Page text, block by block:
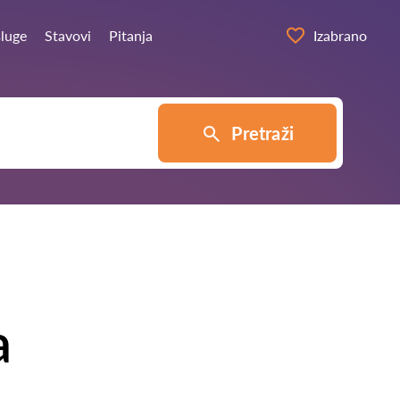
Stavovi Pitanja Izabrano
Pretraži